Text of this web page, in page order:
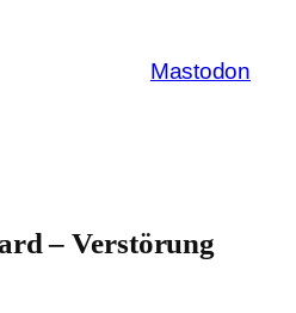
Mastodon
– Verstörung